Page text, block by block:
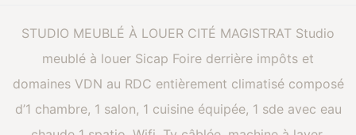
STUDIO MEUBLÉ À LOUER CITÉ MAGISTRAT Studio
meublé à louer Sicap Foire derrière impôts et
domaines VDN au RDC entièrement climatisé composé
d’1 chambre, 1 salon, 1 cuisine équipée, 1 sde avec eau